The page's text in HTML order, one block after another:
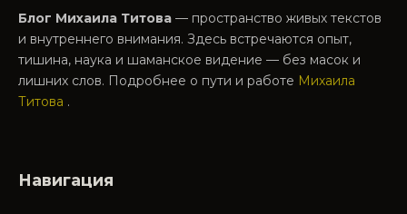
Блог Михаила Титова — пространство живых текстов
и внутреннего внимания. Здесь встречаются опыт,
тишина, наука и шаманское видение — без масок и
лишних слов. Подробнее о пути и работе Михаила
Титова .
Навигация